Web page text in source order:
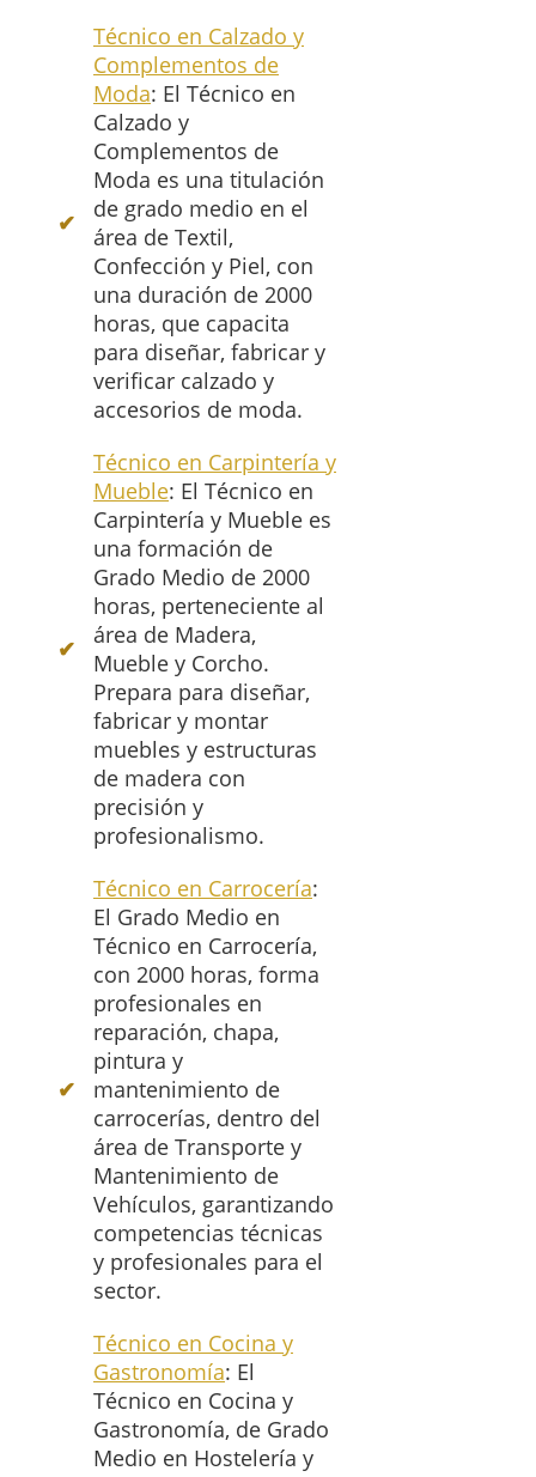
Técnico en Calzado y
Complementos de
Moda: El Técnico en
Calzado y
Complementos de
Moda es una titulación
de grado medio en el
área de Textil,
Confección y Piel, con
una duración de 2000
horas, que capacita
para diseñar, fabricar y
verificar calzado y
accesorios de moda.
Técnico en Carpintería y
Mueble: El Técnico en
Carpintería y Mueble es
una formación de
Grado Medio de 2000
horas, perteneciente al
área de Madera,
Mueble y Corcho.
Prepara para diseñar,
fabricar y montar
muebles y estructuras
de madera con
precisión y
profesionalismo.
Técnico en Carrocería:
El Grado Medio en
Técnico en Carrocería,
con 2000 horas, forma
profesionales en
reparación, chapa,
pintura y
mantenimiento de
carrocerías, dentro del
área de Transporte y
Mantenimiento de
Vehículos, garantizando
competencias técnicas
y profesionales para el
sector.
Técnico en Cocina y
Gastronomía: El
Técnico en Cocina y
Gastronomía, de Grado
Medio en Hostelería y